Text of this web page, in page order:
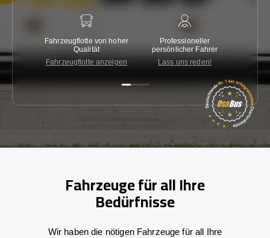
Fahrzeugflotte von hoher
Qualität
Fahrzeugflotte anzeigen
Professioneller
persönlicher Fahrer
Lass uns reden!
Fahrzeuge für all Ihre
Bedürfnisse
Wir haben die nötigen Fahrzeuge für all Ihre